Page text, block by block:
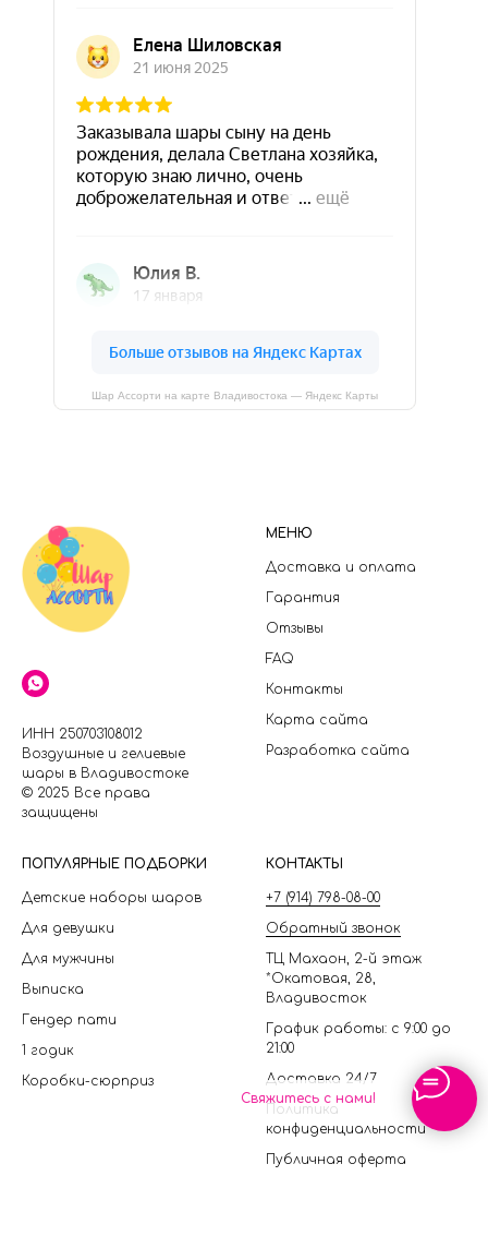
Свяжитесь с нами!
Шар Ассорти на карте Владивостока — Яндекс Карты
ИНН 250703108012
Воздушные и гелиевые
шары в Владивостоке
© 2025 Все права
защищены
МЕНЮ
Доставка и оплата
Гарантия
Отзывы
FAQ
Контакты
Карта сайта
Разработка сайта
ПОПУЛЯРНЫЕ ПОДБОРКИ
Детские наборы шаров
Для девушки
Для мужчины
Выписка
Гендер пати
1 годик
Коробки-сюрприз
КОНТАКТЫ
+7 (914) 798-08-00
Обратный звонок
ТЦ Махаон, 2-й этаж
*Окатовая, 28,
Владивосток
График работы: с 9:00 до
21:00
Доставка 24/7
Политика
конфиденциальности
Публичная оферта